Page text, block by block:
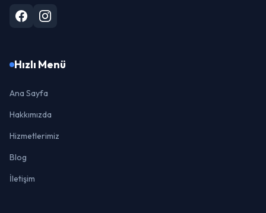
Hızlı Menü
Ana Sayfa
Hakkımızda
Hizmetlerimiz
Blog
İletişim